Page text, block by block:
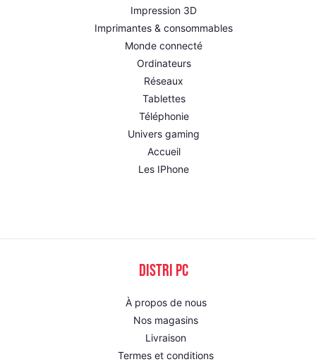
Impression 3D
Imprimantes & consommables
Monde connecté
Ordinateurs
Réseaux
Tablettes
Téléphonie
Univers gaming
Accueil
Les IPhone
DISTRI PC
À propos de nous
Nos magasins
Livraison
Termes et conditions